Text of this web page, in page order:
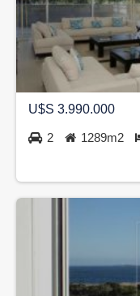
U$S 3.990.000
2 1289m2